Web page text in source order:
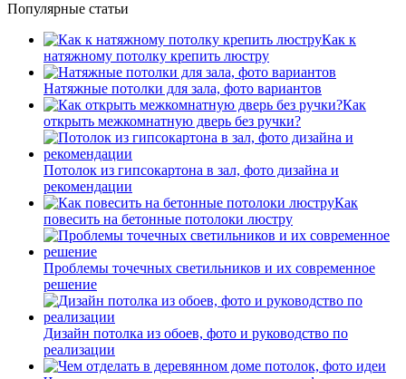
Популярные статьи
Как к
натяжному потолку крепить люстру
Натяжные потолки для зала, фото вариантов
Как
открыть межкомнатную дверь без ручки?
Потолок из гипсокартона в зал, фото дизайна и
рекомендации
Как
повесить на бетонные потолоки люстру
Проблемы точечных светильников и их современное
решение
Дизайн потолка из обоев, фото и руководство по
реализации